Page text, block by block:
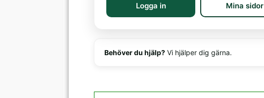
Logga in Mina sidor
Behöver du hjälp? Vi hjälper dig gärna.